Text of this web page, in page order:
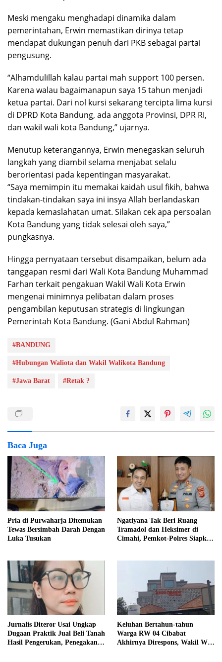
Meski mengaku menghadapi dinamika dalam
pemerintahan, Erwin memastikan dirinya tetap
mendapat dukungan penuh dari PKB sebagai partai
pengusung.
“Alhamdulillah kalau partai mah support 100 persen.
Karena walau bagaimanapun saya 15 tahun menjadi
ketua partai. Dari nol kursi sekarang tercipta lima kursi
di DPRD Kota Bandung, ada anggota Provinsi, DPR RI,
dan wakil wali kota Bandung,” ujarnya.
Menutup keterangannya, Erwin menegaskan seluruh
langkah yang diambil selama menjabat selalu
berorientasi pada kepentingan masyarakat.
“Saya memimpin itu memakai kaidah usul fikih, bahwa
tindakan-tindakan saya ini insya Allah berlandaskan
kepada kemaslahatan umat. Silakan cek apa persoalan
Kota Bandung yang tidak selesai oleh saya,”
pungkasnya.
Hingga pernyataan tersebut disampaikan, belum ada
tanggapan resmi dari Wali Kota Bandung Muhammad
Farhan terkait pengakuan Wakil Wali Kota Erwin
mengenai minimnya pelibatan dalam proses
pengambilan keputusan strategis di lingkungan
Pemerintah Kota Bandung. (Gani Abdul Rahman)
#BANDUNG
#Hubungan Waliota dan Wakil Walikota Bandung
#Jawa Barat #Retak ?
Baca Juga
Pria di Purwaharja Ditemukan
Tewas Bersimbah Darah Dengan
Luka Tusukan
Ngatiyana Tak Beri Ruang
Tramadol dan Heksimer di
Cimahi, Pemkot-Polres Siapkan
Jurnalis Diteror Usai Ungkap
Dugaan Praktik Jual Beli Tanah
Hasil Pengerukan, Penegakan
Keluhan Bertahun-tahun
Warga RW 04 Cibabat
Akhirnya Direspons, Wakil Wali